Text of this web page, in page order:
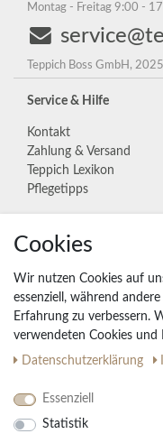
Montag - Freitag 9:00 -
Teppich Boss GmbH,
Service & Hilfe
Kontakt
Zahlung & Versand
Teppich Lexikon
Pflegetipps
Unternehmen
Widerrufs­recht
Vertrag widerrufen
Impressum
Daten­schutz­erklärung
AGB
Ihre Vorteile
Cookies
Wir nutzen Cookies auf
essenziell, während
Erfahrung zu verbessern.
verwendeten Cookies und
Daten­schutz­erklärung
Essenziell
Statistik